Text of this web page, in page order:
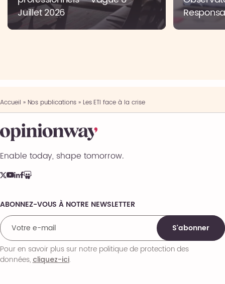
Juillet 2026
Accueil » Nos publications» Les ETI face à la crise
Enable today, shape tomorrow.
Comments
ABONNEZ-VOUS À NOTRE NEWSLETTER
S'abonner
Pour en savoir plus sur notre politique de protection des
données,cliquez-ici.